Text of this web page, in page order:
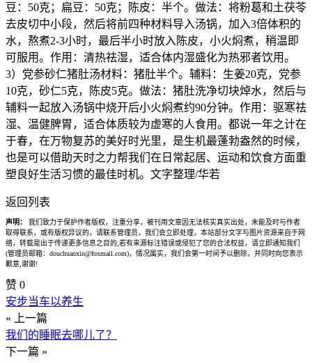
豆：50克；扁豆：50克；陈皮：半个。做法：将粉葛和土茯苓
去皮切中小段，然后将前四种材料导入汤锅，加入3倍体积的
水，熬煮2-3小时，最后半小时放入陈皮，小火焖煮，稍温即
可服用。作用：清热祛湿，适合体内湿盛化为热邪者饮用。
3）党参砂仁猪肚汤材料：猪肚半个。辅料：生姜20克，党参
10克，砂仁5克，陈皮5克。做法：猪肚洗净切块焯水，然后与
辅料一起放入汤锅中烧开后小火焖煮约90分钟。作用：驱寒祛
湿、温健脾胃，适合体质较为虚寒的人食用。都说一年之计在
于春，在万物复苏的美好时光里，是生机最蓬勃盎然的时候，
也是可以借助天时之力帮我们在日常起居、运动和饮食方面重
塑良好生活习惯的最佳时机。文字整理/华若
返回列表
声明：
我们致力于保护作者版权，注重分享，被刊用文章因无法核实真实出处，未能及时与作者
取得联系，或有版权异议的，请联系管理员，我们会立即处理，本站部分文字与图片资源来自于网
络，转载是出于传递更多信息之目的,若有来源标注错误或侵犯了您的合法权益，请立即通知我们
(管理员邮箱：douchuanxin@foxmail.com)，情况属实，我们会第一时间予以删除，并同时向您表示
歉意,谢谢!
赞 0
安步当车以养生
« 上一篇
我们的睡眠去哪儿了？
下一篇 »